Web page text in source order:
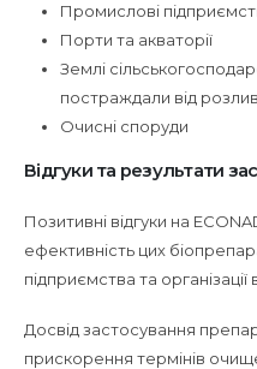
Промислові
Порти та акваторії
Землі
постраждали від
Очисні споруди
Відгуки та результати
Позитивні відгуки на
ефективність цих
підприємства та організації
Досвід застосування
прискорення термінів